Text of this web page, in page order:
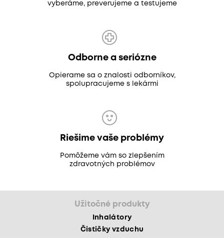
vyberáme, preverujeme a testujeme
Odborne a seriózne
Opierame sa o znalosti odborníkov,
spolupracujeme s lekármi
Riešime vaše problémy
Pomôžeme vám so zlepšením
zdravotných problémov
Užitočné produkty
Inhalátory
Čističky vzduchu